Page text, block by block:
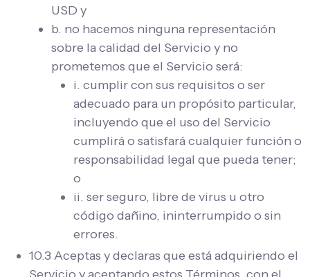
USD y
b. no hacemos ninguna representación
sobre la calidad del Servicio y no
prometemos que el Servicio será:
i. cumplir con sus requisitos o ser
adecuado para un propósito particular,
incluyendo que el uso del Servicio
cumplirá o satisfará cualquier función o
responsabilidad legal que pueda tener;
o
ii. ser seguro, libre de virus u otro
código dañino, ininterrumpido o sin
errores.
10.3 Aceptas y declaras que está adquiriendo el